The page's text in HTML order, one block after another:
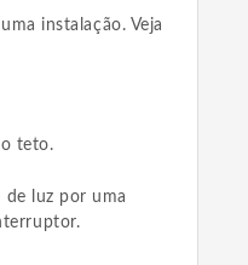
instalação. Veja
teto.
de luz por uma